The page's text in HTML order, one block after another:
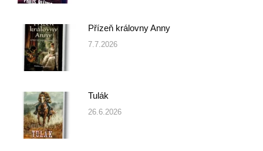
Přízeň královny Anny
7.7.2026
Tulák
26.6.2026